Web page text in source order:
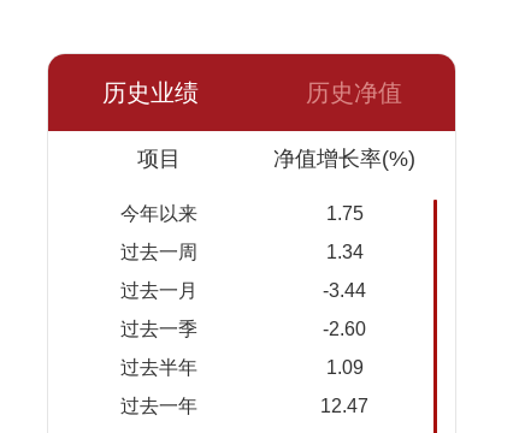
历史业绩
历史净值
项目 净值增长率(%)
今年以来
1.75
过去一周
1.34
过去一月
-3.44
过去一季
-2.60
过去半年
1.09
过去一年
12.47
净值
累计净
2026-
1.3053
08-05
2026-
08-04
1.2939